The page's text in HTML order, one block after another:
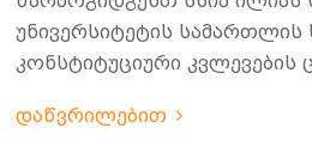
უნივერსიტეტის
კონსტიტუციური კვლევების
დაწვრილებით